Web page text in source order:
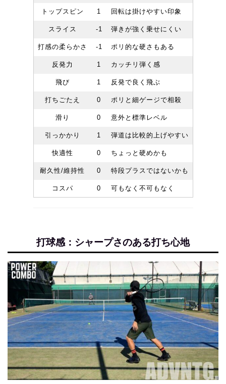
トップスピン 1 回転は掛けやすい印象
スライス -1 弾きが強く乗せにくい
打感の柔らかさ -1 ポリ的な硬さもある
反発力 1 カッチリ弾く感
飛び 1 反発で良く飛ぶ
打ちごたえ 0 ポリと細ゲージで相殺
滑り 0 意外と標準レベル
引っかかり 1 弾道は比較的上げやすい
快適性 0 ちょっと硬めかも
耐久性/維持性 0 特段プラスではないかも
コスパ 0 可もなく不可もなく
打球感：シャープさのある打ち心地